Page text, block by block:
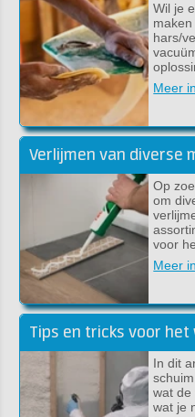
Wil je
hars/
Meer
Verlijmen van diverse
Op
om
voor
Meer
In dit
wat de
wat je